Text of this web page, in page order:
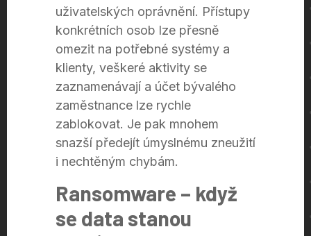
uživatelských oprávnění. Přístupy
konkrétních osob lze přesně
omezit na potřebné systémy a
klienty, veškeré aktivity se
zaznamenávají a účet bývalého
zaměstnance lze rychle
zablokovat. Je pak mnohem
snazší předejít úmyslnému zneužití
i nechtěným chybám.
Ransomware – když
se data stanou